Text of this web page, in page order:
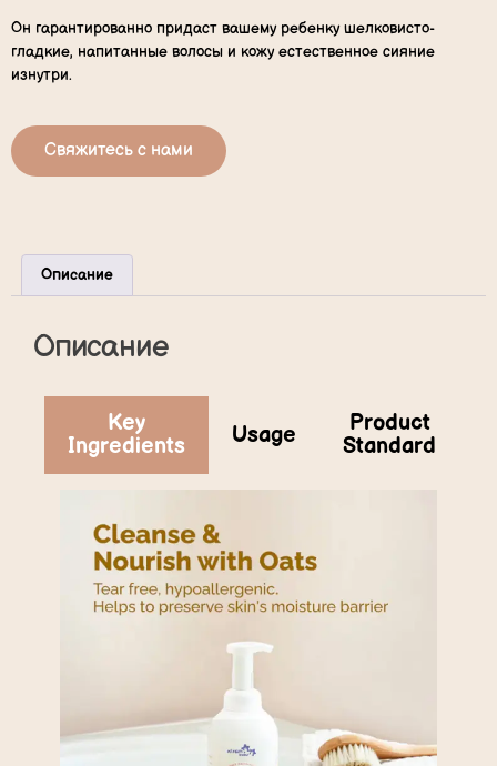
Он гарантированно придаст вашему ребенку шелковисто-
гладкие, напитанные волосы и кожу естественное сияние
изнутри.
Свяжитесь с нами
Описание
Описание
Key
Ingredients
Usage
Product
Standard